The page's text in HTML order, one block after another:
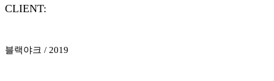
CLIENT:
블랙야크 / 2019